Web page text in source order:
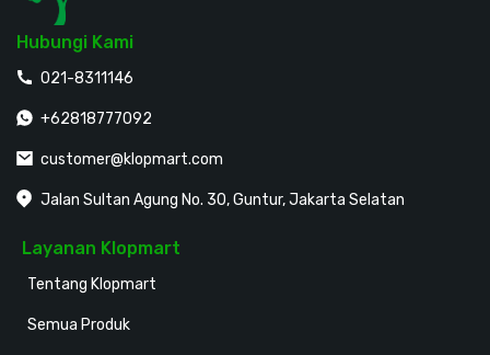
Hubungi Kami
021-8311146
+62818777092
customer@klopmart.com
Jalan Sultan Agung No. 30, Guntur, Jakarta Selatan
Layanan Klopmart
Tentang Klopmart
Semua Produk